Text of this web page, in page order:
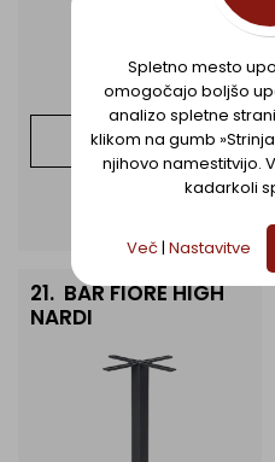
SEZNAM
21. BAR FIORE HIGH
NARDI
Spletno mesto
omogočajo boljšo
analizo spletne
klikom na gumb
njihovo namestitvijo.
kadarkoli
Več | Nastavitve